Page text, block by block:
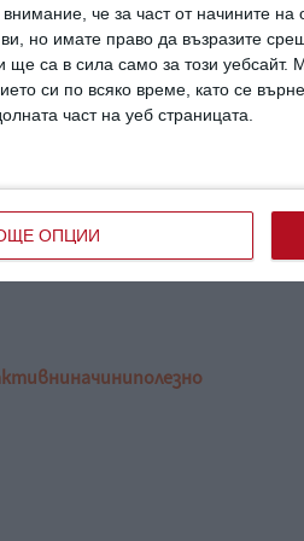
че за част от начините
ви, но имате право да възразите
ще са в сила само за този
си по всяко време, като се
част на уеб страницата.
ОПЦИИ
на концентрацията,
е да намерите баланс
в хармония със себе си и
начиниполезно